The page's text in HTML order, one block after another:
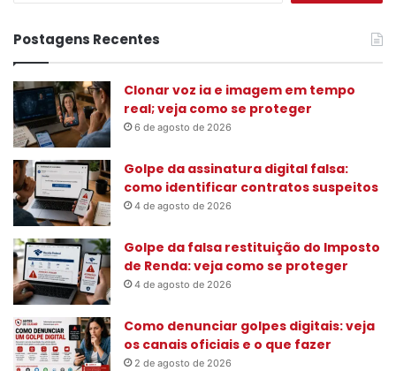
i
s
a
o
r
Postagens Recentes
Clonar voz ia e imagem em tempo
real; veja como se proteger
6 de agosto de 2026
Golpe da assinatura digital falsa:
como identificar contratos suspeitos
4 de agosto de 2026
Golpe da falsa restituição do Imposto
de Renda: veja como se proteger
4 de agosto de 2026
Como denunciar golpes digitais: veja
os canais oficiais e o que fazer
2 de agosto de 2026